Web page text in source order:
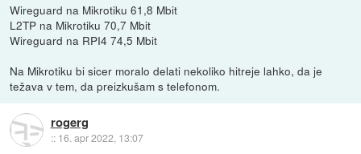
Wireguard na Mikrotiku 61,8 Mbit
L2TP na Mikrotiku 70,7 Mbit
Wireguard na RPI4 74,5 Mbit
Na Mikrotiku bi sicer moralo delati nekoliko hitreje lahko, da je
težava v tem, da preizkušam s telefonom.
rogerg
:: 16. apr 2022, 13:07